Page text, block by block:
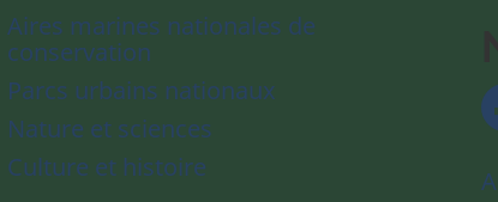
Aires marines nationales de
conservation
Parcs urbains nationaux
Nature et sciences
Culture et histoire